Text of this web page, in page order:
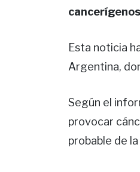
Esta noticia
Argentina,
Según el
provocar
probable de